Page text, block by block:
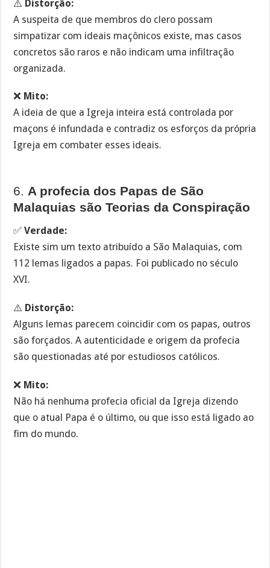
⚠️ Distorção:
A suspeita de que membros do clero possam
simpatizar com ideais maçônicos existe, mas casos
concretos são raros e não indicam uma infiltração
organizada.
❌ Mito:
A ideia de que a Igreja inteira está controlada por
maçons é infundada e contradiz os esforços da própria
Igreja em combater esses ideais.
6. A profecia dos Papas de São
Malaquias são Teorias da Conspiração
✅Verdade:
Existe sim um texto atribuído a São Malaquias, com
112 lemas ligados a papas. Foi publicado no século
XVI.
⚠️ Distorção:
Alguns lemas parecem coincidir com os papas, outros
são forçados. A autenticidade e origem da profecia
são questionadas até por estudiosos católicos.
❌ Mito:
Não há nenhuma profecia oficial da Igreja dizendo
que o atual Papa é o último, ou que isso está ligado ao
fim do mundo.